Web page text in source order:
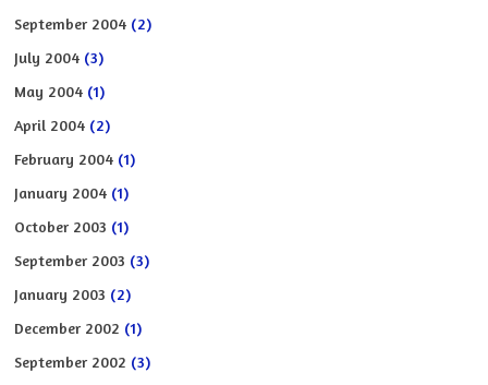
September 2004 (2)
July 2004 (3)
May 2004 (1)
April 2004 (2)
February 2004 (1)
January 2004 (1)
October 2003 (1)
September 2003 (3)
January 2003 (2)
December 2002 (1)
September 2002 (3)